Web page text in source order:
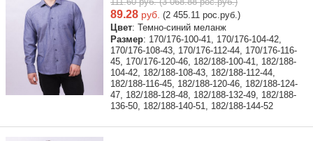
89.28 руб. (2 455.11 рос.руб.)
Цвет: Темно-синий меланж
Размер: 170/176-100-41, 170/176-104-42,
170/176-108-43, 170/176-112-44, 170/176-116-
45, 170/176-120-46, 182/188-100-41, 182/188-
104-42, 182/188-108-43, 182/188-112-44,
182/188-116-45, 182/188-120-46, 182/188-124-
47, 182/188-128-48, 182/188-132-49, 182/188-
136-50, 182/188-140-51, 182/188-144-52